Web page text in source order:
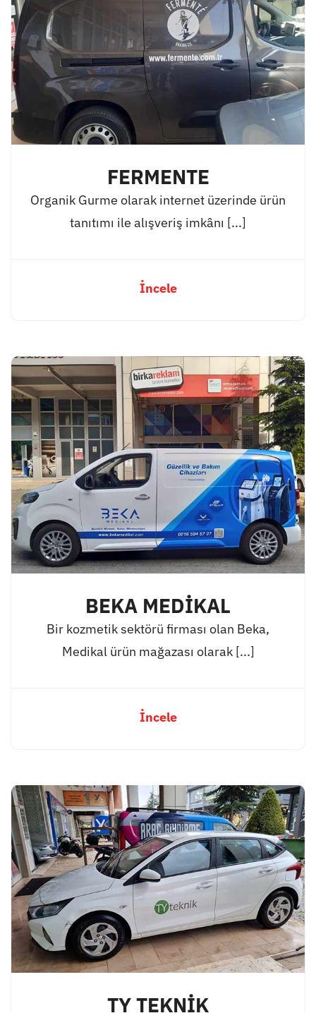
FERMENTE
Organik Gurme olarak internet üzerinde ürün
tanıtımı ile alışveriş imkânı [...]
İncele
BEKA MEDİKAL
Bir kozmetik sektörü firması olan Beka,
Medikal ürün mağazası olarak [...]
İncele
TY TEKNİK